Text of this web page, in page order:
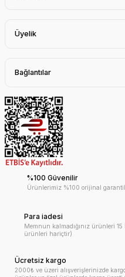
Üyelik
Bağlantılar
%100 Güvenilir
Ürünlerimiz %100 orijinal
Para iadesi
Memnun kalmadığınız ürünleri
ürünleri hariçtir)
Ücretsiz kargo
2000₺ ve üzeri alışverişlerinizde